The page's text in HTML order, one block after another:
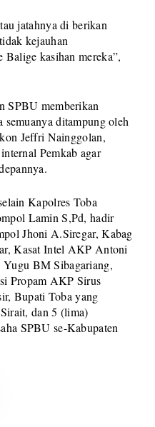
jatahnya di berikan
kejauhan
Balige kasihan mereka”,
SPBU memberikan
semuanya ditampung oleh
Jeffri Nainggolan,
Pemkab agar
Kapolres Toba
Lamin S,Pd, hadir
Jhoni A.Siregar, Kabag
Kasat Intel AKP Antoni
BM Sibagariang,
Propam AKP Sirus
Bupati Toba yang
dan 5 (lima)
SPBU se-Kabupaten